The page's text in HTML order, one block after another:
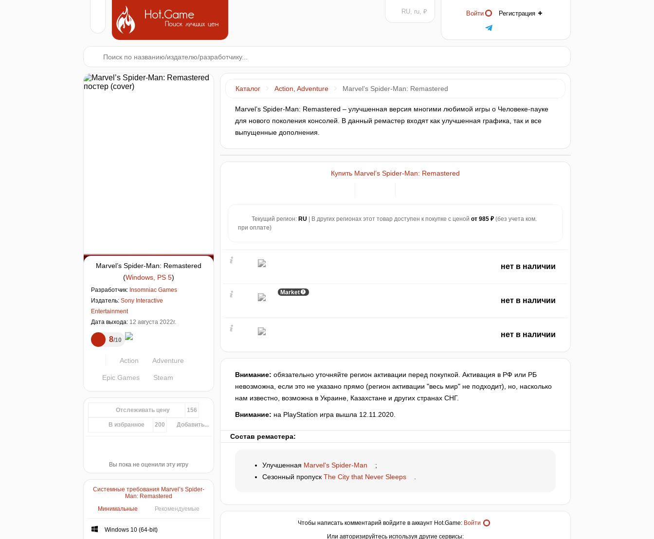
Hot.Game
Поиск лучших цен
Войти Регистрация
RU, ru, ₽
Marvel’s Spider-Man: Remastered
(Windows, PS 5)
Разработчик: Insomniac Games
Издатель: Sony Interactive
Entertainment
Дата выхода: 12 августа 2022г.
8 10
Action Adventure
Epic Games Steam
Отслеживать цену 156
В избранное 200 Добавить...
Вы пока не оценили эту игру
Системные требования Marvel’s Spider-
Man: Remastered
Минимальные
Рекомендуемые
Windows 10 (64-bit)
Каталог Action, Adventure Marvel’s Spider-Man: Remastered
Marvel’s Spider-Man: Remastered – улучшенная версия многими любимой игры о Человеке-пауке
для нового поколения консолей. В данный ремастер входят как улучшенная графика, так и все
выпущенные дополнения.
Купить Marvel’s Spider-Man: Remastered
Текущий регион: RU | В других регионах этот товар доступен к покупке с ценой от 985 ₽ (без учета ком.
при оплате)
нет в наличии
Market
нет в наличии
нет в наличии
Внимание: обязательно уточняйте регион активации перед покупкой. Активация в РФ или РБ
невозможна, если это не указано прямо (регион активации "весь мир" не подходит), но, насколько
нам известно, возможна в Украине, Казахстане и других странах СНГ.
Внимание: на PlayStation игра вышла 12.11.2020.
Состав ремастера:
Улучшенная Marvel's Spider-Man
;
Сезонный пропуск The City that Never Sleeps
Чтобы написать комментарий войдите в аккаунт Hot.Game: Войти
Или авторизируйтесь используя другие сервисы: